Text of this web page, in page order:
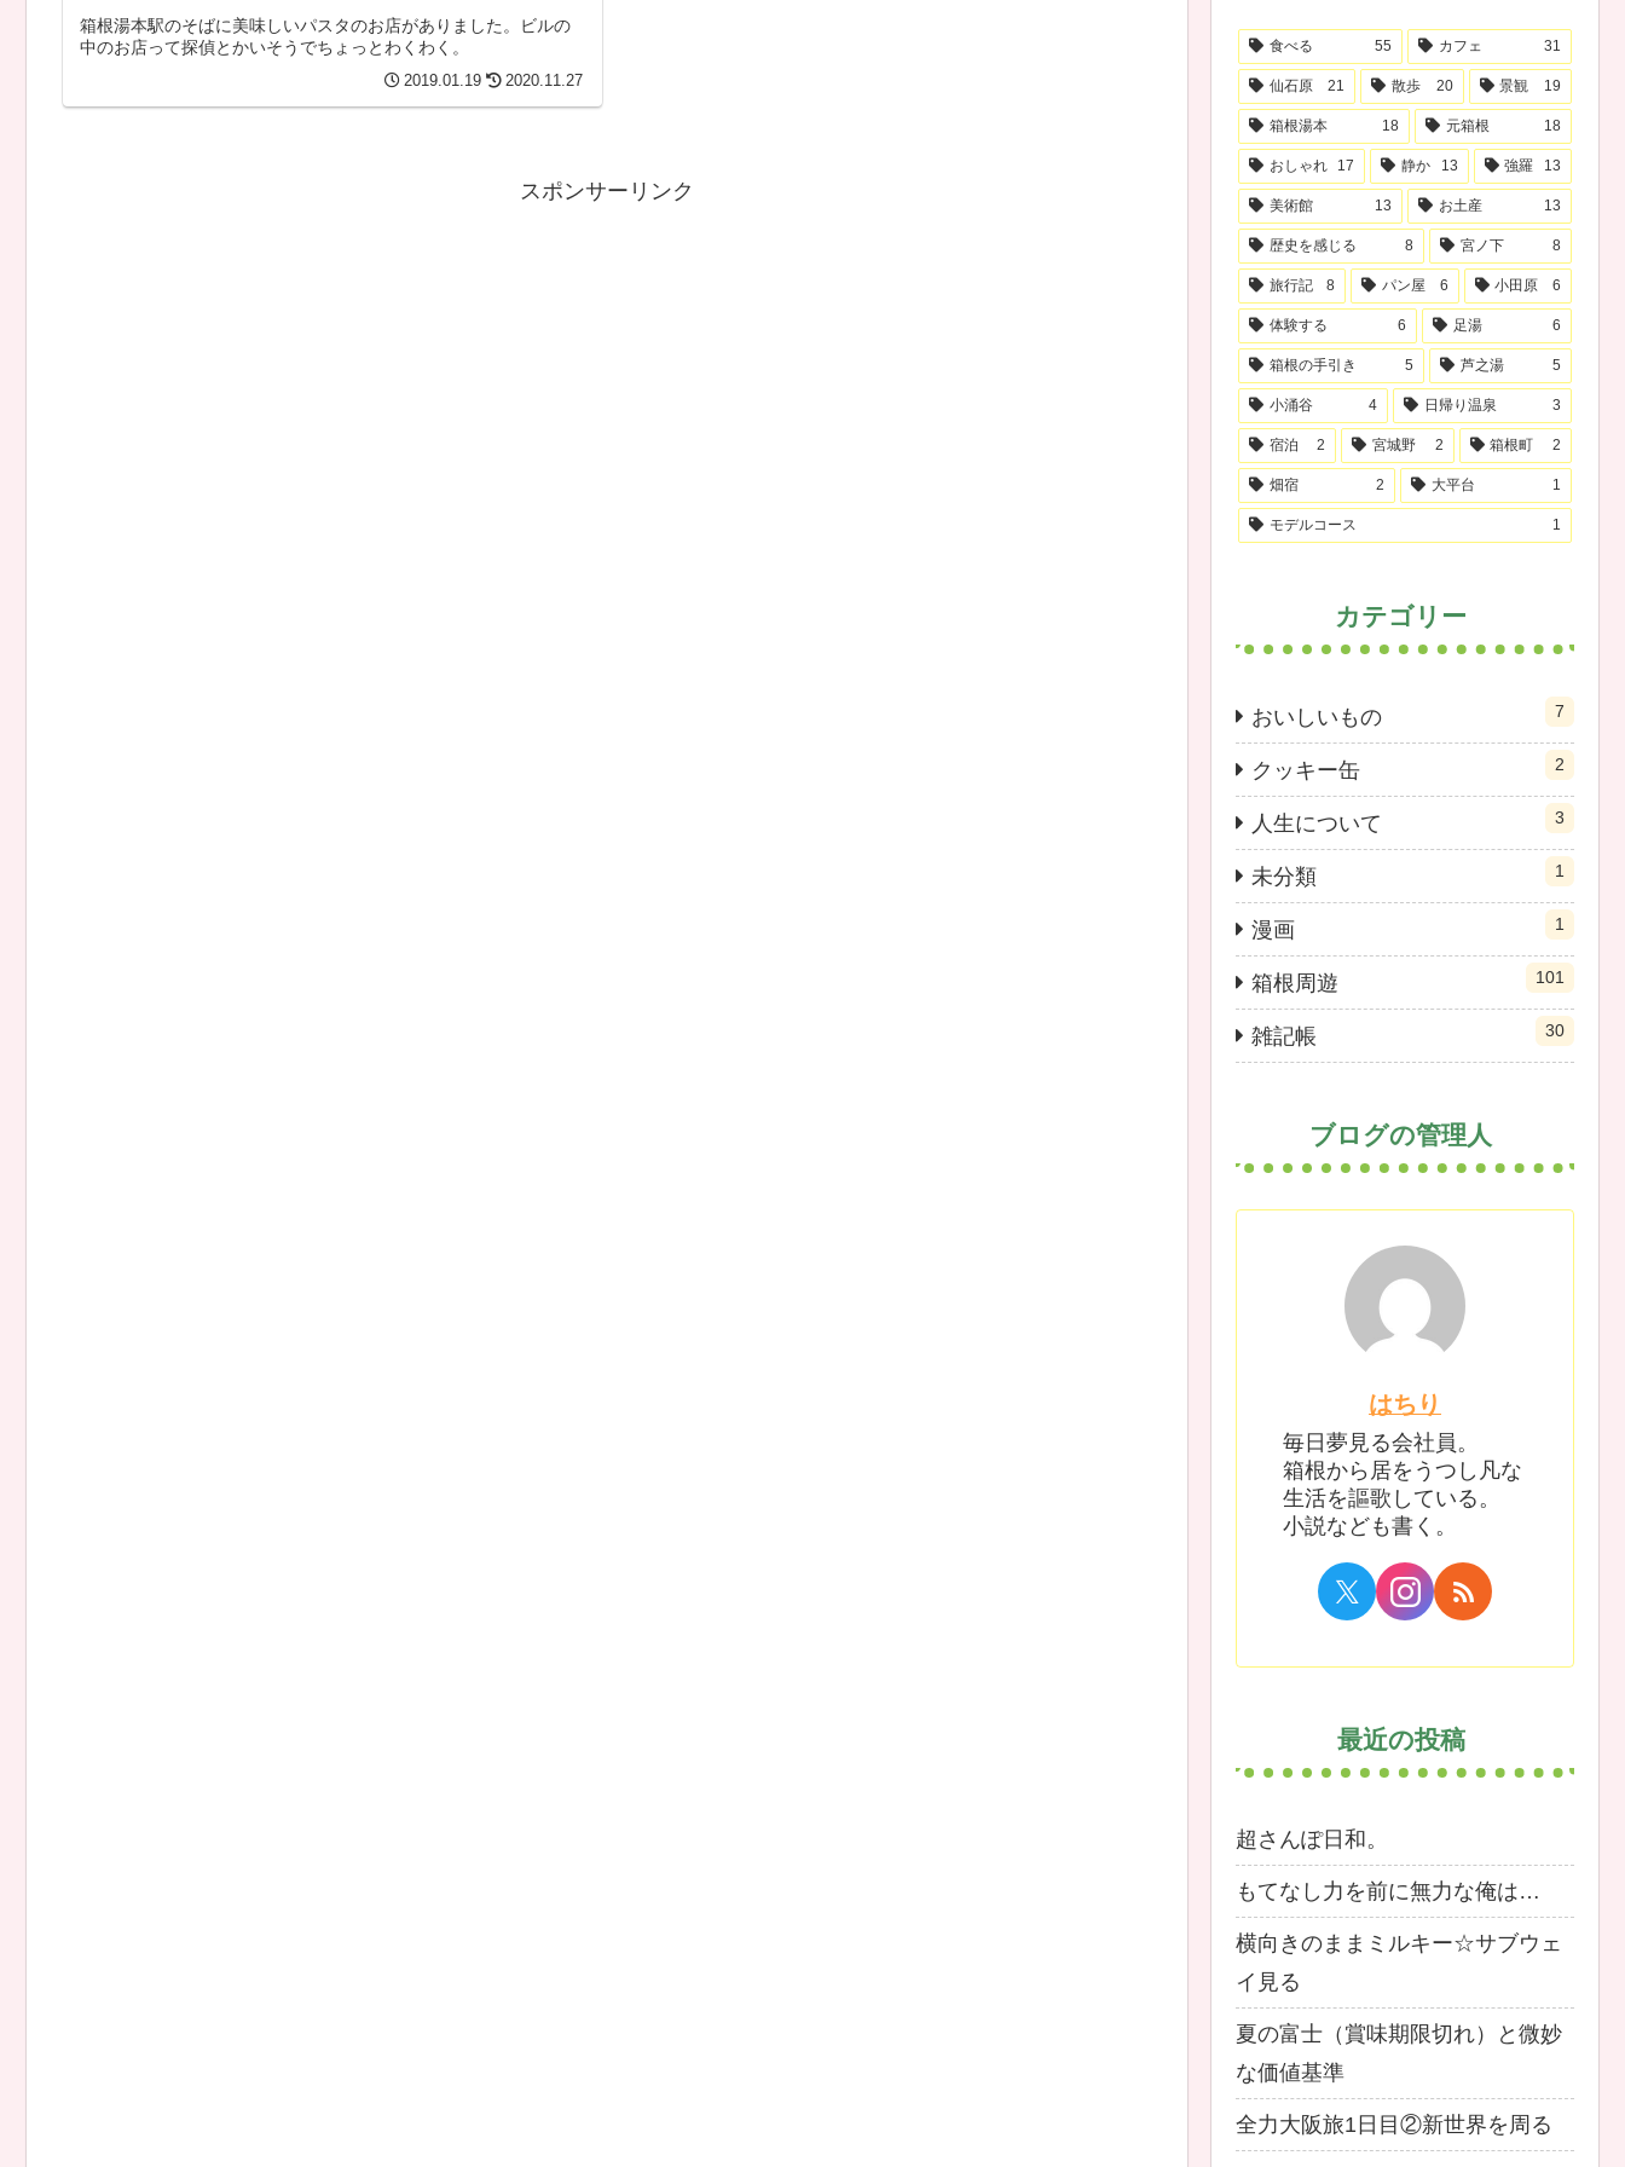
箱根湯本駅のそばに美味しいパスタのお店がありました。ビルの
中のお店って探偵とかいそうでちょっとわくわく。
2019.01.19 2020.11.27
スポンサーリンク
食べる 55 カフェ 31
仙石原 21 散歩 20 景観 19
箱根湯本 18 元箱根 18
おしゃれ 17 静か 13 強羅 13
美術館 13 お土産 13
歴史を感じる 8 宮ノ下 8
旅行記 8 パン屋 6 小田原 6
体験する 6 足湯 6
箱根の手引き 5 芦之湯 5
小涌谷 4 日帰り温泉 3
宿泊 2 宮城野 2 箱根町 2
畑宿 2 大平台 1
モデルコース 1
カテゴリー
おいしいもの 7
クッキー缶 2
人生について 3
未分類 1
漫画 1
箱根周遊 101
雑記帳 30
ブログの管理人
はちり
毎日夢見る会社員。
箱根から居をうつし凡な
生活を謳歌している。
小説なども書く。
最近の投稿
超さんぽ日和。
もてなし力を前に無力な俺は…
横向きのままミルキー☆サブウェ
イ見る
夏の富士（賞味期限切れ）と微妙
な価値基準
全力大阪旅1日目②新世界を周る